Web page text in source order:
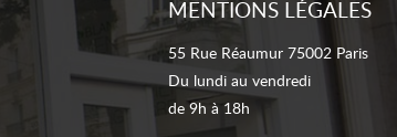
MENTIONS LÉGALES
55 Rue Réaumur 75002 Paris
Du lundi au vendredi
de 9h à 18h